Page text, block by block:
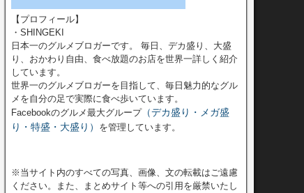
【プロフィール】
・SHINGEKI
日本一のグルメブロガーです。 毎日、デカ盛り、大盛
り、おかわり自由、食べ放題のお店を世界一詳しく紹介
しています。
世界一のグルメブロガーを目指して、毎日魅力的なグル
メを自分の足で実際に食べ歩いています。
Facebookのグルメ最大グループ（デカ盛り・メガ盛
り・特盛・大盛り） を管理しています。
※当サイト内のすべての写真、画像、文の転載はご遠慮
ください。また、まとめサイト等への引用を厳禁いたし